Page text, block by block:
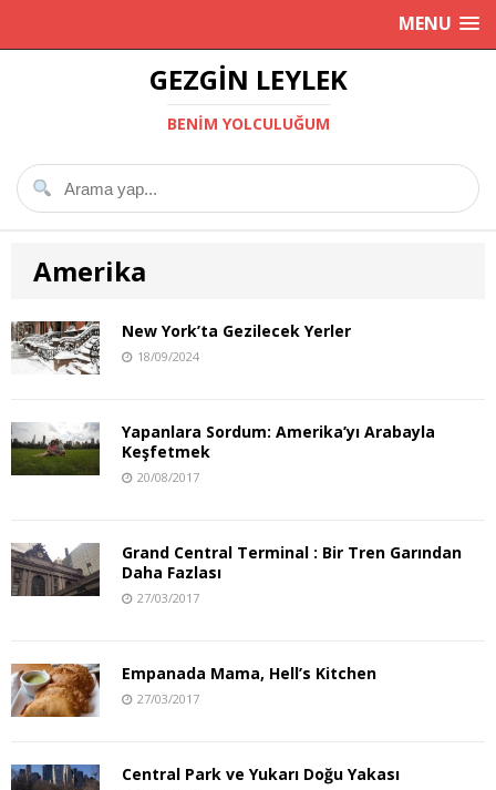
MENU
GEZGIN LEYLEK
BENIM YOLCULUĞUM
Amerika
New York’ta Gezilecek Yerler
18/09/2024
Yapanlara Sordum: Amerika’yı Arabayla
Keşfetmek
20/08/2017
Grand Central Terminal : Bir Tren Garından
Daha Fazlası
27/03/2017
Empanada Mama, Hell’s Kitchen
27/03/2017
Central Park ve Yukarı Doğu Yakası